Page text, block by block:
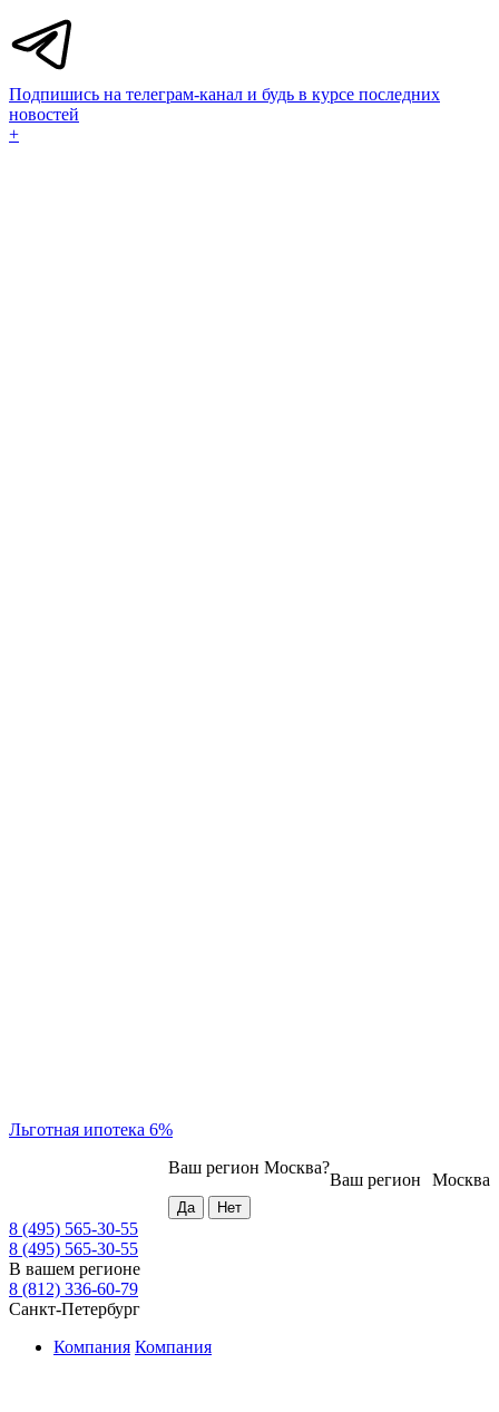
Подпишись на телеграм-канал и будь в курсе последних
новостей
+
Льготная ипотека 6%
Москва
Ваш регион
Ваш регион Москва?
8 (495) 565-30-55
8 (495) 565-30-55
В вашем регионе
8 (812) 336-60-79
Санкт-Петербург
Компания Компания